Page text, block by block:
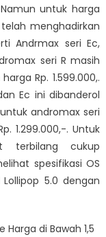
Namun untukharga
menghadirkan
Andrmax seri Ec,
seri R masih
Rp. 1.599.000,.
Ec ini dibanderol
andromax seri
1.299.000,-. Untuk
terbilang cukup
spesifikasi OS
5.0 dengan
di Bawah 1,5